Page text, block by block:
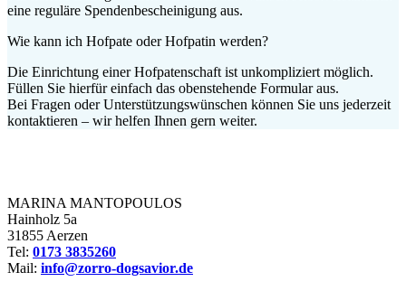
eine reguläre Spendenbescheinigung aus.
Wie kann ich Hofpate oder Hofpatin werden?
Die Einrichtung einer Hofpatenschaft ist unkompliziert möglich.
Füllen Sie hierfür einfach das obenstehende Formular aus.
Bei Fragen oder Unterstützungswünschen können Sie uns jederzeit
kontaktieren – wir helfen Ihnen gern weiter.
MARINA MANTOPOULOS
Hainholz 5a
31855 Aerzen
Tel: 0173 3835260
Mail: info@zorro-dogsavior.de